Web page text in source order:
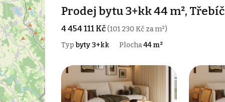
Prodej bytu 3+kk 44 m², Třebíč
4 454 111 Kč(101 230 Kč za m²)
Typ byty 3+kk Plocha44 m²